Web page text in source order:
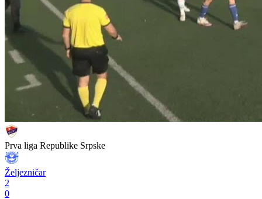
Prva liga Republike Srpske
Željezničar
2
0